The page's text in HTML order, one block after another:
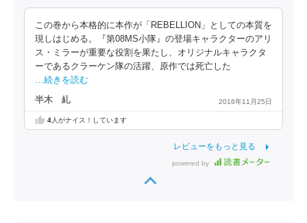
この巻から本格的に本作が「REBELLION」としての本質を
現しはじめる。『第08MS小隊』の登場キャラクターのアリ
ス・ミラーが重要な役割を果たし、オリジナルキャラクタ
ーであるクラーケン隊の活躍、原作では死亡した
…続きを読む
半木 糺 2016年11月25日
4人がナイス！しています
レビューをもっと見る
powered by